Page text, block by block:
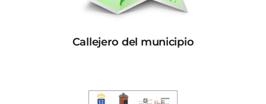
Callejero del municipio